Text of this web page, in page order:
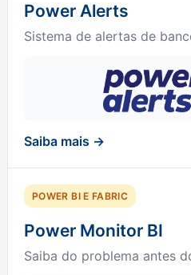
Power Alerts
Sistema de alertas de
Saiba mais →
POWER BI E FABRIC
Power Monitor BI
Saiba do problema antes